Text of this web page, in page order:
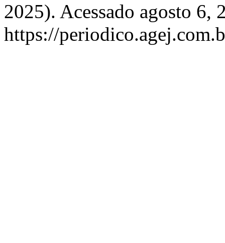
2025). Acessado agosto 6,
https://